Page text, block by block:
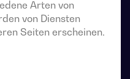
Arten von
von Diensten
Seiten erscheinen.
in denen eine
der Last
ist.